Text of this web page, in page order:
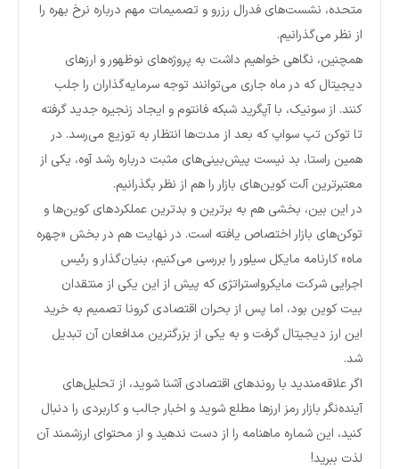
متحده، نشست‌های فدرال رزرو و تصمیمات مهم درباره نرخ بهره را
از نظر می‌گذرانیم.
همچنین، نگاهی خواهیم داشت به پروژه‌های نوظهور و ارزهای
دیجیتال که در ماه جاری می‌توانند توجه سرمایه‌گذاران را جلب
کنند. از سونیک، با آپگرید شبکه فانتوم و ایجاد زنجیره جدید گرفته
تا توکن تپ سواپ که بعد از مدت‌ها انتظار به توزیع می‌رسد. در
همین راستا، بد نیست پیش‌بینی‌های مثبت درباره رشد آوه، یکی از
معتبرترین آلت کوین‌های بازار را هم از نظر بگذرانیم.
در این بین، بخشی هم به برترین و بدترین عملکردهای کوین‌ها و
توکن‌های بازار اختصاص یافته است. در نهایت هم در بخش «چهره
ماه» کارنامه مایکل سیلور را بررسی می‌کنیم، بنیان‌گذار و رئیس
اجرایی شرکت مایکرواستراتژی که پیش از این یکی از منتقدان
بیت کوین بود، اما پس از بحران اقتصادی کرونا تصمیم به خرید
این ارز دیجیتال گرفت و به یکی از بزرگترین مدافعان آن تبدیل
شد.
اگر علاقه‌مندید با روندهای اقتصادی آشنا شوید، از تحلیل‌های
آینده‌نگر بازار رمز ارزها مطلع شوید و اخبار جالب و کاربردی را دنبال
کنید، این شماره ماهنامه را از دست ندهید و از محتوای ارزشمند آن
لذت ببرید!